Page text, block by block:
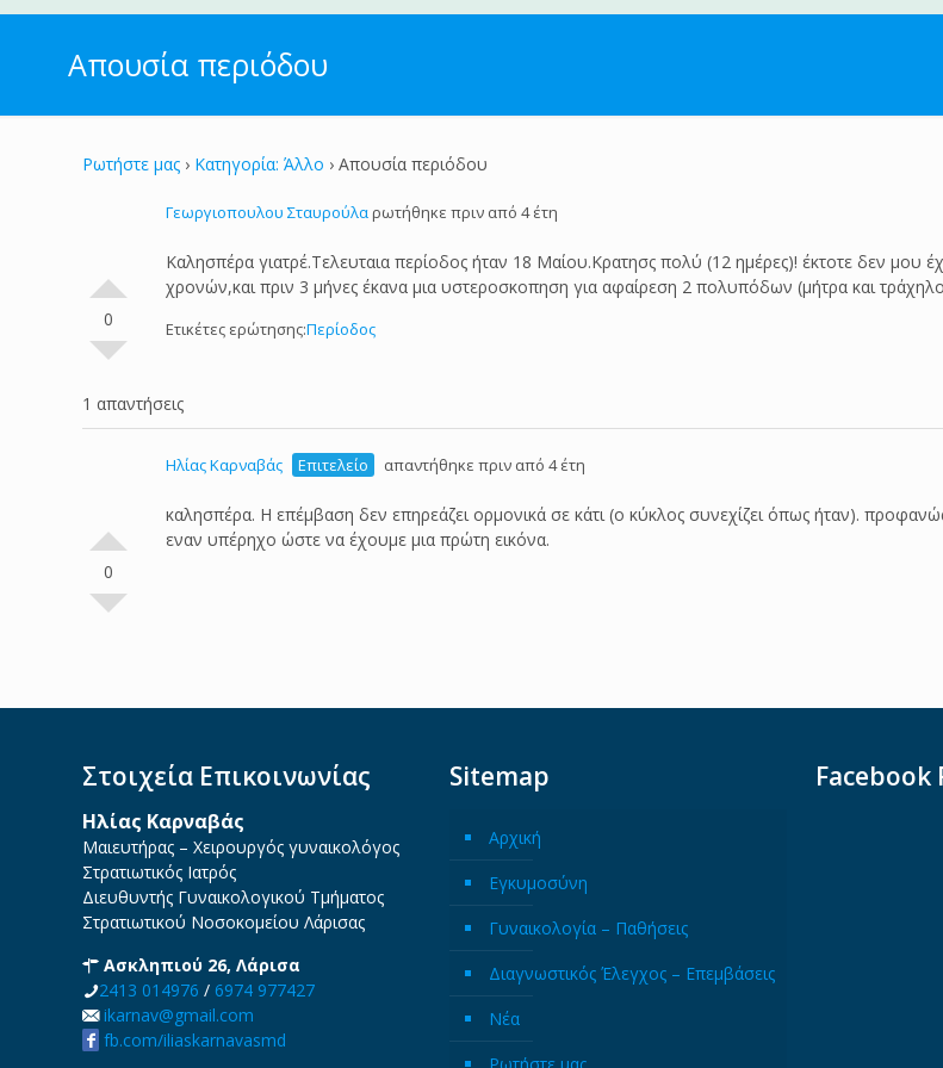
Απουσία περιόδου
Ρωτήστε μας › Κατηγορία: Άλλο ›Απουσία περιόδου
0
Γεωργιοπουλου Σταυρούλαρωτήθηκε πριν από 4 έτη
Καλησπέρα γιατρέ.Τελευταια περίοδος ήταν 18 Μαίου.Κρατησς πολύ (12 ημέρες)! έκτοτε δεν μου
χρονών,και πριν 3 μήνες έκανα μια υστεροσκοπηση για αφαίρεση 2 πολυπόδων (μήτρα και
Ετικέτες ερώτησης:Περίοδος
1 απαντήσεις
0
Ηλίας Καρναβάς Επιτελείο απαντήθηκε πριν από 4 έτη
καλησπέρα. Η επέμβαση δεν επηρεάζει ορμονικά σε κάτι (ο κύκλος συνεχίζει όπως ήταν).
εναν υπέρηχο ώστε να έχουμε μια πρώτη εικόνα.
Στοιχεία Επικοινωνίας
Ηλίας Καρναβάς
Μαιευτήρας – Χειρουργός γυναικολόγος
Στρατιωτικός Ιατρός
Διευθυντής Γυναικολογικού Τμήματος
Στρατιωτικού Νοσοκομείου Λάρισας
Ασκληπιού 26, Λάρισα
2413 014976 / 6974 977427
ikarnav@gmail.com
fb.com/iliaskarnavasmd
Sitemap
Αρχική
Εγκυμοσύνη
Γυναικολογία – Παθήσεις
Διαγνωστικός Έλεγχος – Επεμβάσεις
Νέα
Facebook